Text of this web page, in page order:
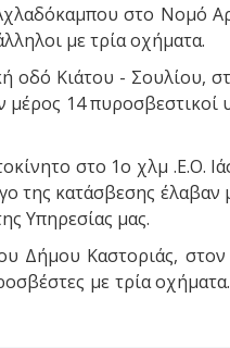
στο Νομό
με τρία οχήματα.
οδό Κιάτου - Σουλίου,
14 πυροσβεστικοί
στο 1ο χλμ .Ε.Ο.
της κατάσβεσης
Υπηρεσίας μας.
Δήμου Καστοριάς,
με τρία